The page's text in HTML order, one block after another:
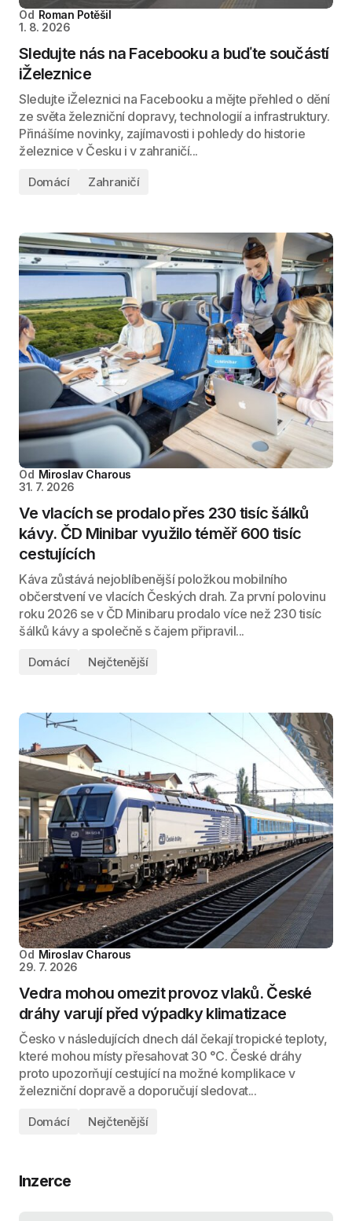
Od Roman Potěšil
1. 8. 2026
Sledujte nás na Facebooku a buďte součástí
iŽeleznice
Sledujte iŽeleznici na Facebooku a mějte přehled o dění
ze světa železniční dopravy, technologií a infrastruktury.
Přinášíme novinky, zajímavosti i pohledy do historie
železnice v Česku i v zahraničí...
Domácí Zahraničí
Od Miroslav Charous
31. 7. 2026
Ve vlacích se prodalo přes 230 tisíc šálků
kávy. ČD Minibar využilo téměř 600 tisíc
cestujících
Káva zůstává nejoblíbenější položkou mobilního
občerstvení ve vlacích Českých drah. Za první polovinu
roku 2026 se v ČD Minibaru prodalo více než 230 tisíc
šálků kávy a společně s čajem připravil...
Domácí Nejčtenější
Od Miroslav Charous
29. 7. 2026
Vedra mohou omezit provoz vlaků. České
dráhy varují před výpadky klimatizace
Česko v následujících dnech dál čekají tropické teploty,
které mohou místy přesahovat 30 °C. České dráhy
proto upozorňují cestující na možné komplikace v
železniční dopravě a doporučují sledovat...
Domácí Nejčtenější
Inzerce